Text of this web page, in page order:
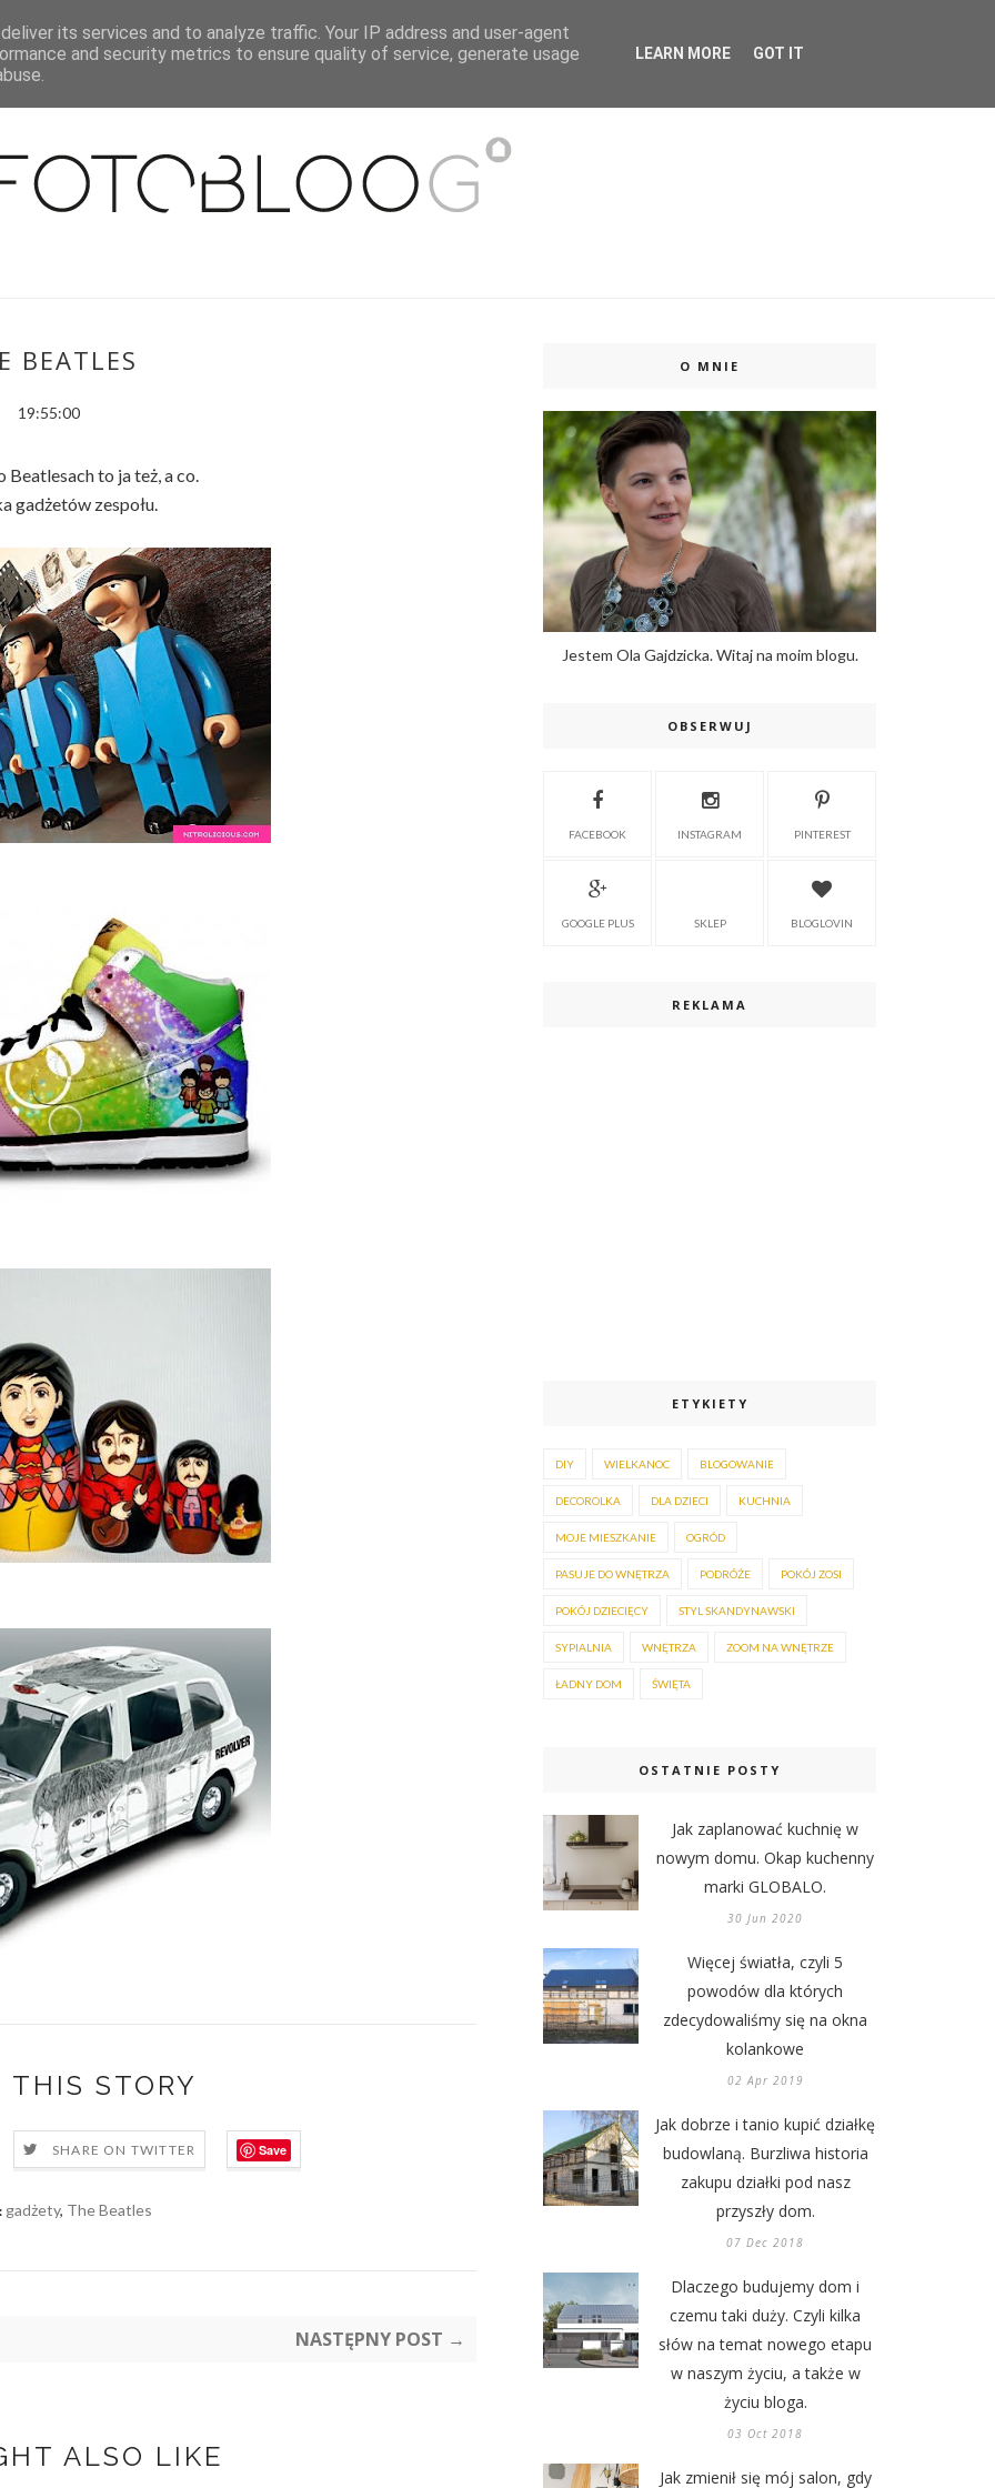
O MNIE WSPÓŁPRACA MOJE MIESZKANIE PUBLIKACJE ISSUU
BEATLES
19:55:00
Beatlesach to ja też, a co.
gadżetów zespołu.
THIS STORY
SHARE ON TWITTER Save
gadżety, The Beatles
NASTĘPNY POST →
ALSO LIKE
O MNIE
Jestem Ola Gajdzicka. Witaj na moim blogu.
OBSERWUJ
FACEBOOK INSTAGRAM PINTEREST
GOOGLE PLUS SKLEP BLOGLOVIN
REKLAMA
ETYKIETY
DIY WIELKANOC BLOGOWANIE
DECOROLKA DLA DZIECI KUCHNIA
MOJE MIESZKANIE OGRÓD
PASUJE DO WNĘTRZA PODRÓŻE POKÓJ ZOSI
POKÓJ DZIECIĘCY STYL SKANDYNAWSKI
SYPIALNIA WNĘTRZA ZOOM NA WNĘTRZE
ŁADNY DOM ŚWIĘTA
OSTATNIE POSTY
Jak zaplanować kuchnię w
nowym domu. Okap kuchenny
marki GLOBALO.
30 Jun 2020
Więcej światła, czyli 5
powodów dla których
zdecydowaliśmy się na okna
kolankowe
02 Apr 2019
Jak dobrze i tanio kupić działkę
budowlaną. Burzliwa historia
zakupu działki pod nasz
przyszły dom.
07 Dec 2018
Dlaczego budujemy dom i
czemu taki duży. Czyli kilka
słów na temat nowego etapu
w naszym życiu, a także w
życiu bloga.
03 Oct 2018
Jak zmienił się mój salon, gdy
its services and to analyze traffic. Your IP address and user-agent
and security metrics to ensure quality of service, generate usage
LEARN MORE GOT IT